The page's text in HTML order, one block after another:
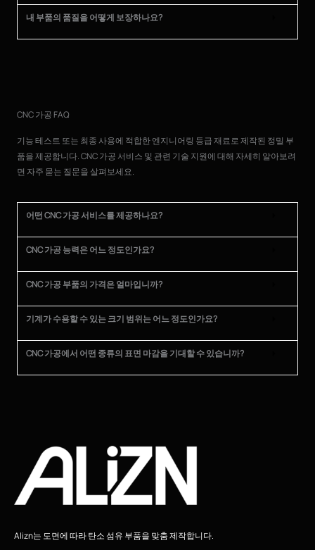
내 부품의 품질을 어떻게 보장하나요?
CNC 가공 FAQ
기능 테스트 또는 최종 사용에 적합한 엔지니어링 등급 재료로 제작된 정밀 부
품을 제공합니다. CNC 가공 서비스 및 관련 기술 지원에 대해 자세히 알아보려
면 자주 묻는 질문을 살펴보세요.
어떤 CNC 가공 서비스를 제공하나요?
CNC 가공 능력은 어느 정도인가요?
CNC 가공 부품의 가격은 얼마입니까?
기계가 수용할 수 있는 크기 범위는 어느 정도인가요?
CNC 가공에서 어떤 종류의 표면 마감을 기대할 수 있습니까?
Alizn는 도면에 따라 탄소 섬유 부품을 맞춤 제작합니다.